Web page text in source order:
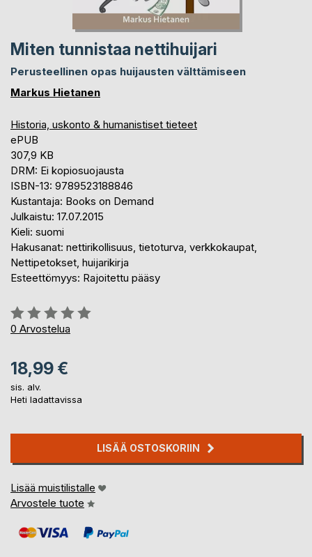
Miten tunnistaa nettihuijari
Perusteellinen opas huijausten välttämiseen
Markus Hietanen
Historia, uskonto & humanistiset tieteet
ePUB
307,9 KB
DRM: Ei kopiosuojausta
ISBN-13: 9789523188846
Kustantaja: Books on Demand
Julkaistu: 17.07.2015
Kieli: suomi
Hakusanat: nettirikollisuus, tietoturva, verkkokaupat,
Nettipetokset, huijarikirja
Esteettömyys: Rajoitettu pääsy
Arvostelu::
0%
0 Arvostelua
18,99 €
sis. alv.
Heti ladattavissa
LISÄÄ OSTOSKORIIN
Lisää muistilistalle
Arvostele tuote